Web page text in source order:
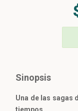
Sinopsis
Una de las sagas